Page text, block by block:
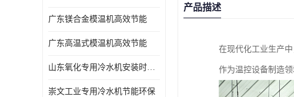
广东镁合金模温机高效节能
广东高温式模温机高效节能
山东氧化专用冷水机安装时效短速冷
崇文工业专用冷水机节能环保
产品描述
在现代化工业生产
作为温控设备制造